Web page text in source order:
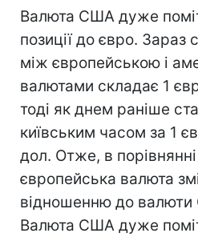
Валюта США дуже
позиції до євро. Зараз
між європейською і
валютами складає 1
тоді як днем раніше
київським часом за 1
дол. Отже, в
європейська валюта
відношенню до валюти
Валюта США дуже